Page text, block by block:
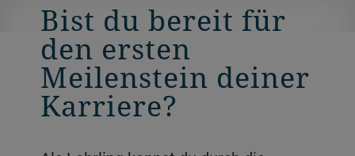
Bist du bereit für
den ersten
Meilenstein deiner
Karriere?